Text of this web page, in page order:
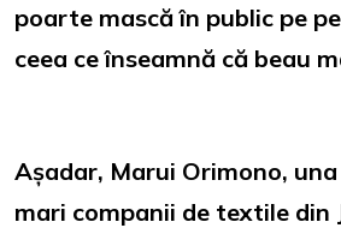
poarte mască în public pe
ceea ce înseamnă că beau
Așadar, Marui Orimono,
mari companii de textile din